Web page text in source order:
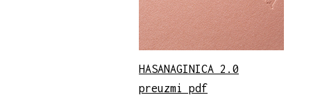
HASANAGINICA 2.0
preuzmi pdf